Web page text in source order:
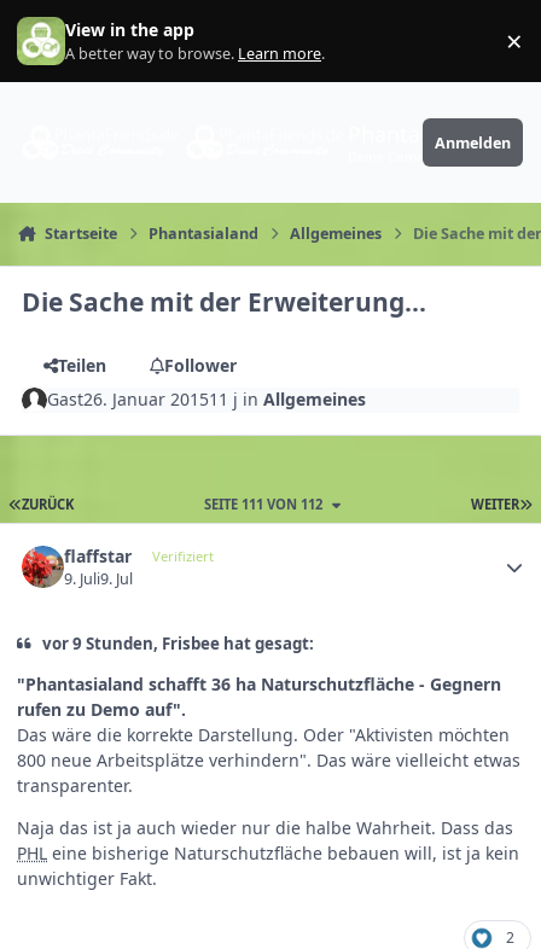
Zum Inhalt springen
View in the app
A better way to browse. Learn more. ×
PhantaFriends.de
Anmelden
Startseite Phantasialand Allgemeines Die Sache mit
Die Sache mit der Erweiterung...
Teilen
Follower
Gast26. Januar 201511 j inAllgemeines
ZURÜCK WEITER
SEITE 111 VON 112
flaffstar Verifiziert
9. Juli9. Jul
vor 9 Stunden, Frisbee hat gesagt:
"Phantasialand schafft 36 ha Naturschutzfläche - Gegnern
rufen zu Demo auf".
Das wäre die korrekte Darstellung. Oder "Aktivisten möchten
800 neue Arbeitsplätze verhindern". Das wäre vielleicht etwas
transparenter.
Naja das ist ja auch wieder nur die halbe Wahrheit. Dass das
PHL eine bisherige Naturschutzfläche bebauen will, ist ja kein
unwichtiger Fakt.
2